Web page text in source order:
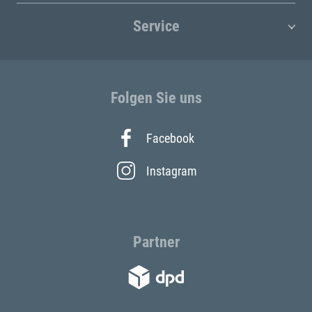
Service
Folgen Sie uns
Facebook
Instagram
Partner